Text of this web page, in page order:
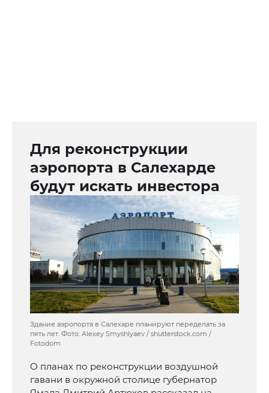
Для реконструкции
аэропорта в Салехарде
будут искать инвестора
Здание аэропорта в Салехаре планируют переделать за
пять лет. Фото: Alexey Smyshlyaev / shutterstock.com /
Fotodom
О планах по реконструкции воздушной
гавани в окружной столице губернатор